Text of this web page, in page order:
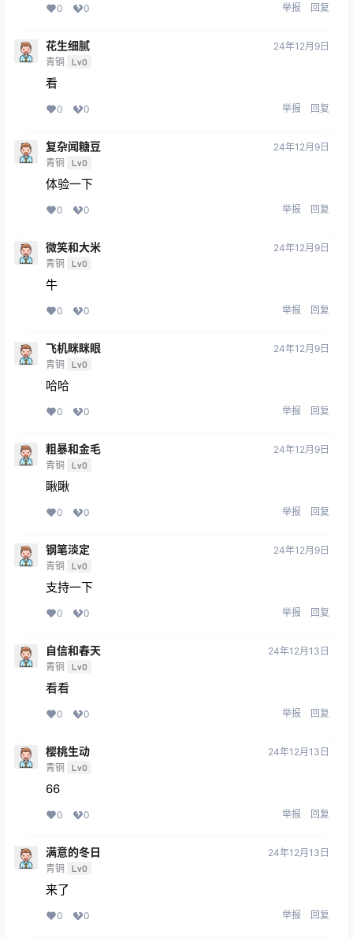
0 0 举报 回复
花生细腻
青铜 Lv0
24年12月9日
看
0 0 举报 回复
复杂闻糖豆
青铜 Lv0
24年12月9日
体验一下
0 0 举报 回复
微笑和大米
青铜 Lv0
24年12月9日
牛
0 0 举报 回复
飞机眯眯眼
青铜 Lv0
24年12月9日
哈哈
0 0 举报 回复
粗暴和金毛
青铜 Lv0
24年12月9日
瞅瞅
0 0 举报 回复
钢笔淡定
青铜 Lv0
24年12月9日
支持一下
0 0 举报 回复
自信和春天
青铜 Lv0
24年12月13日
看看
0 0 举报 回复
樱桃生动
青铜 Lv0
24年12月13日
66
0 0 举报 回复
满意的冬日
青铜 Lv0
24年12月13日
来了
0 0 举报 回复